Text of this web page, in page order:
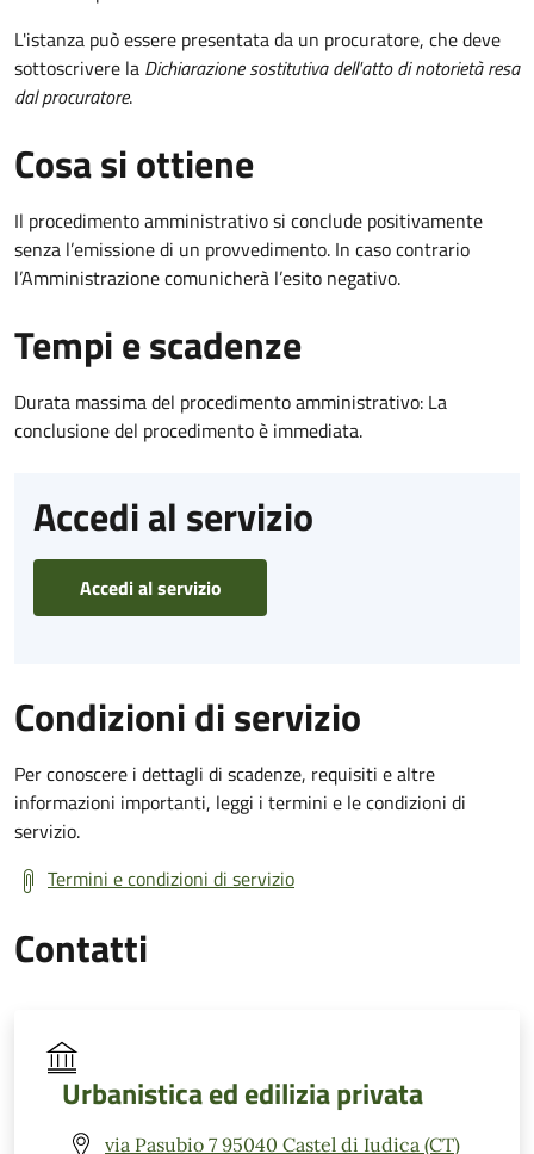
L'istanza può essere presentata da un procuratore, che deve
sottoscrivere la Dichiarazione sostitutiva dell'atto di notorietà resa
dal procuratore.
Cosa si ottiene
Il procedimento amministrativo si conclude positivamente
senza l’emissione di un provvedimento. In caso contrario
l’Amministrazione comunicherà l’esito negativo.
Tempi e scadenze
Durata massima del procedimento amministrativo: La
conclusione del procedimento è immediata.
Accedi al servizio
Accedi al servizio
Condizioni di servizio
Per conoscere i dettagli di scadenze, requisiti e altre
informazioni importanti, leggi i termini e le condizioni di
servizio.
Termini e condizioni di servizio
Contatti
Urbanistica ed edilizia privata
via Pasubio 7 95040 Castel di Iudica (CT)